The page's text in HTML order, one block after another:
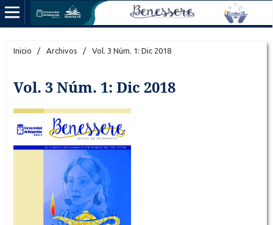
Inicio / Archivos / Vol. 3 Núm. 1: Dic 2018
Vol. 3 Núm. 1: Dic 2018